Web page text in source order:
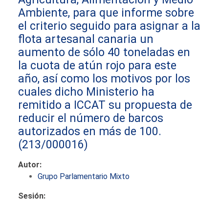
Ambiente, para que informe sobre
el criterio seguido para asignar a la
flota artesanal canaria un
aumento de sólo 40 toneladas en
la cuota de atún rojo para este
año, así como los motivos por los
cuales dicho Ministerio ha
remitido a ICCAT su propuesta de
reducir el número de barcos
autorizados en más de 100.
(213/000016)
Autor:
Grupo Parlamentario Mixto
Sesión: